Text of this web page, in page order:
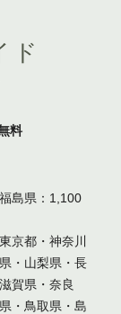
ド
料
島県：1,100
京都・神奈川
・山梨県・長
賀県・奈良
・鳥取県・島